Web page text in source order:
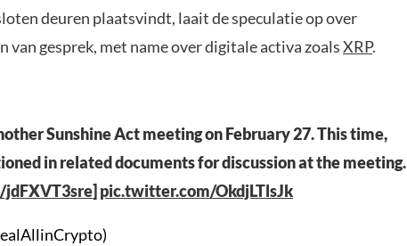
deuren plaatsvindt, laait de speculatie op over
van gesprek, met name over digitale activa zoalsXRP.
Sunshine Act meeting on February 27. This time,
in related documents for discussion at the meeting.
] pic.twitter.com/OkdjLTlsJk